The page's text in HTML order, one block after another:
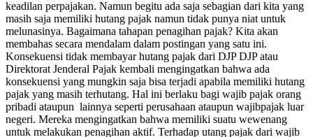
keadilan perpajakan. Namun begitu ada saja sebagian dari kita yang
masih saja memiliki hutang pajak namun tidak punya niat untuk
melunasinya. Bagaimana tahapan penagihan pajak? Kita akan
membahas secara mendalam dalam postingan yang satu ini.
Konsekuensi tidak membayar hutang pajak dari DJP DJP atau
Direktorat Jenderal Pajak kembali mengingatkan bahwa ada
konsekuensi yang mungkin saja bisa terjadi apabila memiliki hutang
pajak yang masih terhutang. Hal ini berlaku bagi wajib pajak orang
pribadi ataupun lainnya seperti perusahaan ataupun wajibpajak luar
negeri. Mereka mengingatkan bahwa memiliki suatu wewenang
untuk melakukan penagihan aktif. Terhadap utang pajak dari wajib